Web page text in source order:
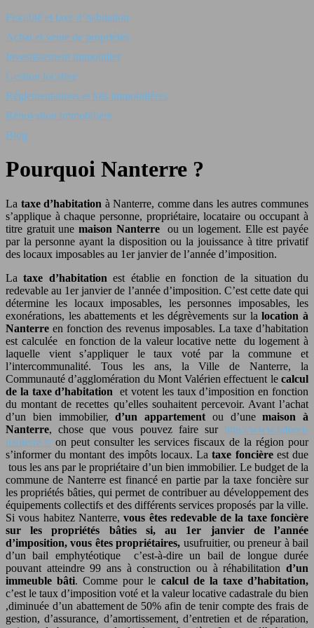
Fiscalité et taxe d’habitation
Achat et vente de propriétés
Investissement immobilier
Gestion locative
Réglementations et lois immobilières
Rénovation immobilière
Blog
Pourquoi Nanterre ?
La taxe d’habitation à Nanterre, comme dans les autres communes
s’applique à chaque personne, propriétaire, locataire ou occupant à
titre gratuit une maison Nanterreou un logement. Elle est payée
par la personne ayant la disposition ou la jouissance à titre privatif
des locaux imposables au 1er janvier de l’année d’imposition.
Lataxe d’habitation est établie en fonction de la situation du
redevable au 1er janvier de l’année d’imposition. C’est cette date qui
détermine les locaux imposables, les personnes imposables, les
exonérations, les abattements et les dégrèvements sur lalocation à
Nanterre en fonction des revenus imposables. La taxe d’habitation
est calculée en fonction de la valeur locative nette du logement à
laquelle vient s’appliquer le taux voté par la commune et
l’intercommunalité. Tous les ans, la Ville de Nanterre, la
Communauté d’agglomération du Mont Valérien effectuent le calcul
de la taxe d’habitation et votent les taux d’imposition en fonction
du montant de recettes qu’elles souhaitent percevoir. Avant l’achat
d’un bien immobilier, d’un appartement ou d’unemaison à
Nanterre, chose que vous pouvez faire sur http://www.laforet-
nanterre.fr on peut consulter les services fiscaux de la région pour
s’informer du montant des impôts locaux. Lataxe foncièreest due
tous les ans par le propriétaire d’un bien immobilier. Le budget de la
commune de Nanterre est financé en partie par la taxe foncière sur
les propriétés bâties, qui permet de contribuer au développement des
équipements collectifs et des différents services proposés par la ville.
Si vous habitez Nanterre,vous êtes redevable de la taxe foncière
sur les propriétés bâties si, au 1er janvier de l’année
d’imposition, vous êtes propriétaires, usufruitier, ou preneur à bail
d’un bail emphytéotique c’est-à-dire un bail de longue durée
pouvant atteindre 99 ans à construction ou à réhabilitation d’un
immeuble bâti. Comme pour le calcul de la taxe d’habitation,
c’est le taux d’imposition voté et la valeur locative cadastrale du bien
,diminuée d’un abattement de 50% afin de tenir compte des frais de
gestion, d’assurance, d’amortissement, d’entretien et de réparation,